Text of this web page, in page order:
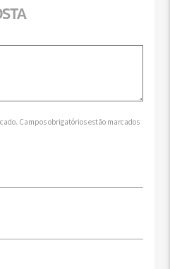
Campos obrigatórios estão marcados